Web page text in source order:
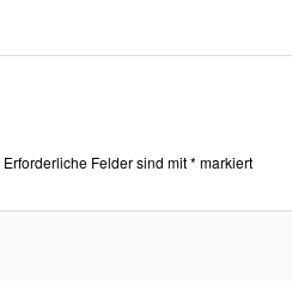
Erforderliche Felder sind mit* markiert